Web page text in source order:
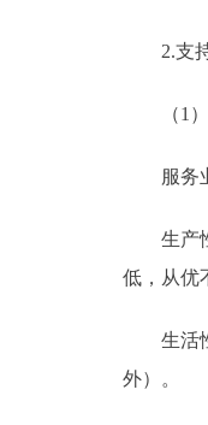
2.支持
（1）
服务业
生产性
低，从优
生活性
外）。